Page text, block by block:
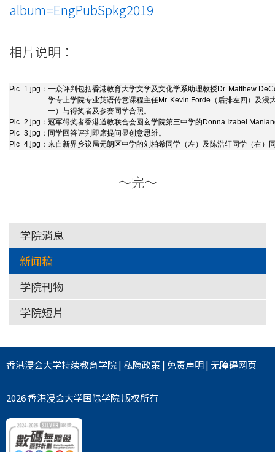
album=EngPubSpkg2019
相片说明：
Pic_1.jpg： 一众评判包括香港教育大学文学及文化学系助理教授Dr. Matthew
学专上学院专业英语传意课程主任Mr. Kevin Forde（后排左四）及浸
一）与得奖者及参赛同学合照。
Pic_2.jpg： 冠军得奖者香港道教联合会圆玄学院第三中学的Donna Izabel
Pic_3.jpg： 同学回答评判即席提问显创意思维。
Pic_4.jpg： 来自新界乡议局元朗区中学的刘柏希同学（左）及陈浩轩同学（右）
～完～
学院消息
新闻稿
学院刊物
学院短片
香港浸会大学持续教育学院| 私隐政策|免责声明|无障碍网页
2026 香港浸会大学国际学院 版权所有